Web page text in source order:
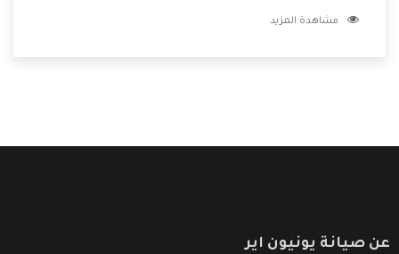
الشركة بها والتى تكون منها خدمة الصيانة التى تكون من أهم
مشاهدة المزيد
عن صيانة يونيون اير